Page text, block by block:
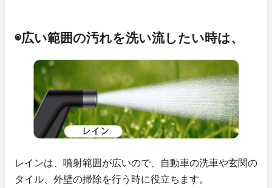
◉広い範囲の汚れを洗い流したい時は、
レインは、噴射範囲が広いので、自動車の洗車や玄関の
タイル、外壁の掃除を行う時に役立ちます。